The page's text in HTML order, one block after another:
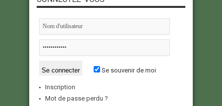
Se souvenir de moi
Inscription
Mot de passe perdu ?